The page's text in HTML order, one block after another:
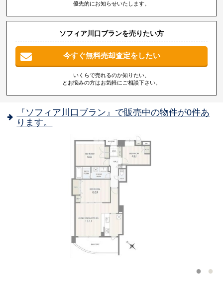
優先的にお知らせいたします。
ソフィア川口ブランを売りたい方
今すぐ無料売却査定をしたい
いくらで売れるのか知りたい、
とお悩みの方はお気軽にご相談下さい。
『ソフィア川口ブラン』で販売中の物件が0件あ
ります。